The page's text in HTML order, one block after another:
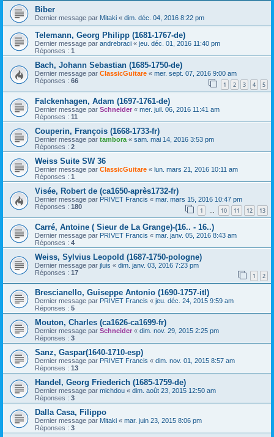
Biber
Dernier message par Mitaki « dim. déc. 04, 2016 8:22 pm
Telemann, Georg Philipp (1681-1767-de)
Dernier message par andrebraci « jeu. déc. 01, 2016 11:40 pm
Réponses : 1
Bach, Johann Sebastian (1685-1750-de)
Dernier message par ClassicGuitare « mer. sept. 07, 2016 9:00 am
Réponses : 66 1 2 3 4 5
Falckenhagen, Adam (1697-1761-de)
Dernier message par Schneider « mer. juil. 06, 2016 11:41 am
Réponses : 11
Couperin, François (1668-1733-fr)
Dernier message par tambora « sam. mai 14, 2016 3:53 pm
Réponses : 2
Weiss Suite SW 36
Dernier message par ClassicGuitare « lun. mars 21, 2016 10:11 am
Réponses : 1
Visée, Robert de (ca1650-après1732-fr)
Dernier message par PRIVET Francis « mar. mars 15, 2016 10:47 pm
Réponses : 180 1 … 10 11 12 13
Carré, Antoine ( Sieur de La Grange)-(16.. - 16..)
Dernier message par PRIVET Francis « mar. janv. 05, 2016 8:43 am
Réponses : 4
Weiss, Sylvius Leopold (1687-1750-pologne)
Dernier message par jluis « dim. janv. 03, 2016 7:23 pm
Réponses : 17 1 2
Brescianello, Guiseppe Antonio (1690-1757-itl)
Dernier message par PRIVET Francis « jeu. déc. 24, 2015 9:59 am
Réponses : 5
Mouton, Charles (ca1626-ca1699-fr)
Dernier message par Schneider « dim. nov. 29, 2015 2:25 pm
Réponses : 3
Sanz, Gaspar(1640-1710-esp)
Dernier message par PRIVET Francis « dim. nov. 01, 2015 8:57 am
Réponses : 13
Handel, Georg Friederich (1685-1759-de)
Dernier message par michdou « dim. août 23, 2015 12:50 am
Réponses : 3
Dalla Casa, Filippo
Dernier message par Mitaki « mar. juin 23, 2015 8:06 pm
Réponses : 3